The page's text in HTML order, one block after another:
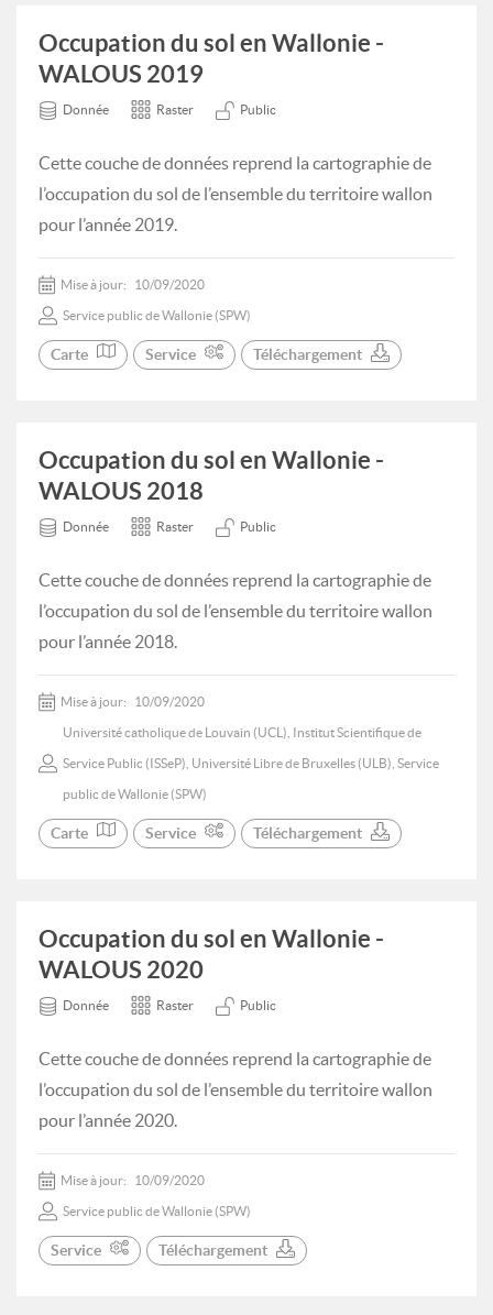
Occupation du sol en Wallonie -
WALOUS 2019
Donnée Raster Public
Cette couche de données reprend la cartographie de
l’occupation du sol de l’ensemble du territoire wallon
pour l’année 2019.
Mise à jour: 10/09/2020
Service public de Wallonie (SPW)
Carte Service Téléchargement
Occupation du sol en Wallonie -
WALOUS 2018
Donnée Raster Public
Cette couche de données reprend la cartographie de
l’occupation du sol de l’ensemble du territoire wallon
pour l’année 2018.
Mise à jour: 10/09/2020
Université catholique de Louvain (UCL), Institut Scientifique de
Service Public (ISSeP), Université Libre de Bruxelles (ULB), Service
public de Wallonie (SPW)
Carte Service Téléchargement
Occupation du sol en Wallonie -
WALOUS 2020
Donnée Raster Public
Cette couche de données reprend la cartographie de
l’occupation du sol de l’ensemble du territoire wallon
pour l’année 2020.
Mise à jour: 10/09/2020
Service public de Wallonie (SPW)
Service Téléchargement